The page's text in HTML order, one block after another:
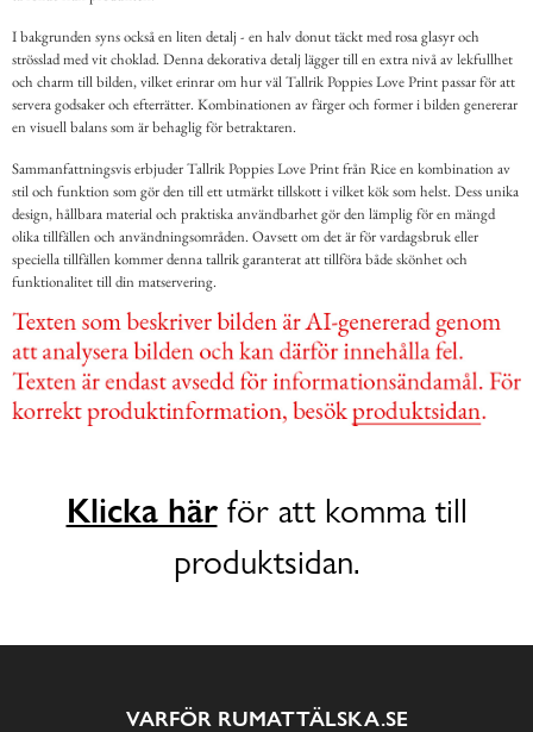
I bakgrunden syns också en liten detalj - en halv donut täckt med rosa glasyr och
strösslad med vit choklad. Denna dekorativa detalj lägger till en extra nivå av lekfullhet
och charm till bilden, vilket erinrar om hur väl Tallrik Poppies Love Print passar för att
servera godsaker och efterrätter. Kombinationen av färger och former i bilden genererar
en visuell balans som är behaglig för betraktaren.
Sammanfattningsvis erbjuder Tallrik Poppies Love Print från Rice en kombination av
stil och funktion som gör den till ett utmärkt tillskott i vilket kök som helst. Dess unika
design, hållbara material och praktiska användbarhet gör den lämplig för en mängd
olika tillfällen och användningsområden. Oavsett om det är för vardagsbruk eller
speciella tillfällen kommer denna tallrik garanterat att tillföra både skönhet och
funktionalitet till din matservering.
Klicka härför att komma till
produktsidan.
VARFÖR RUMATTÄLSKA.SE